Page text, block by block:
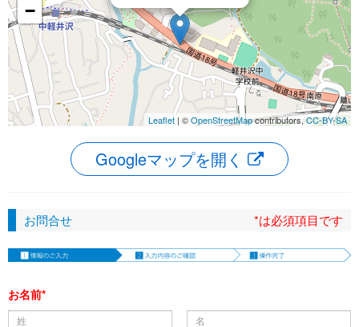
−
Leaflet | ©OpenStreetMapcontributors,CC-BY-SA
Googleマップを開く
お問合せ *は必須項目です
お名前*